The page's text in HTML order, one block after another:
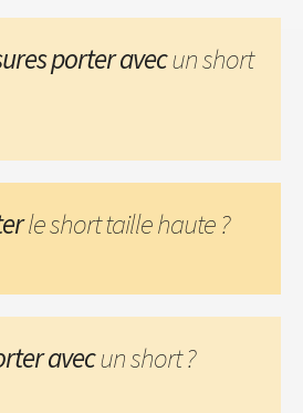
porter avecun short
le short taille haute ?
avecun short ?